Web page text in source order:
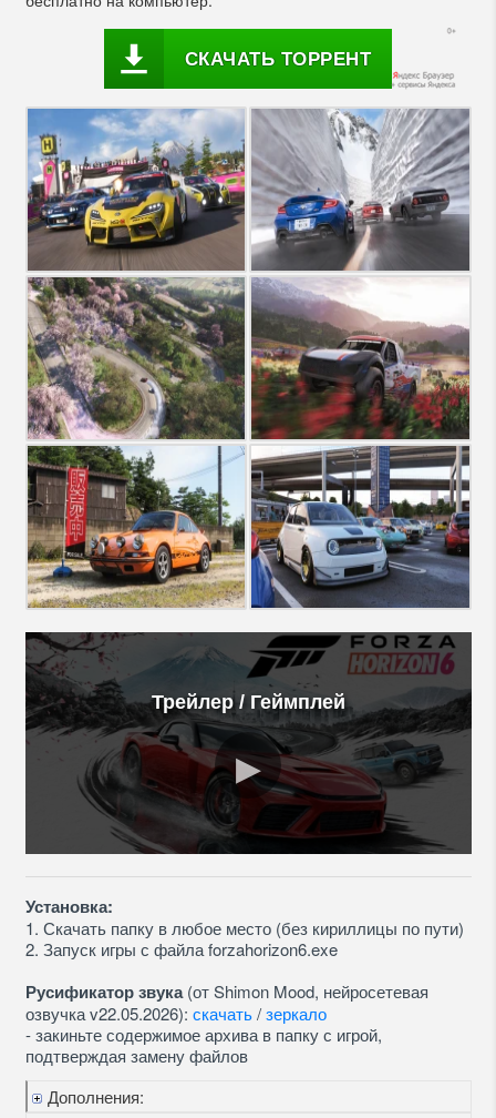
СКАЧАТЬ ТОРРЕНТ
Трейлер / Геймплей
Установка:
1. Скачать папку в любое место (без кириллицы по пути)
2. Запуск игры с файла forzahorizon6.exe
Русификатор звука(от Shimon Mood, нейросетевая
озвучка v22.05.2026): скачать/зеркало
- закиньте содержимое архива в папку с игрой,
подтверждая замену файлов
Дополнения: